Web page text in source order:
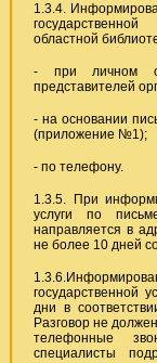
1.3.4.
областной
- при личном
представителей
- на основании
(приложение №1);
- по телефону.
1.3.5. При
услуги по
направляется в
не более 10 дней
государственной
дни в
Разговор не
телефонные
специалисты